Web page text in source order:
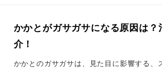
かかとがガサガサになる原因は
介！
かかとのガサガサは、見た目に影響する、